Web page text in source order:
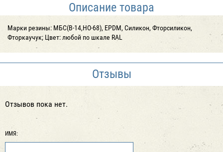
Описание товара
Марки резины: МБС(В-14,НО-68), EPDM, Силикон, Фторсиликон,
Фторкаучук; Цвет: любой по шкале RAL
Отзывы
Отзывов пока нет.
ИМЯ: